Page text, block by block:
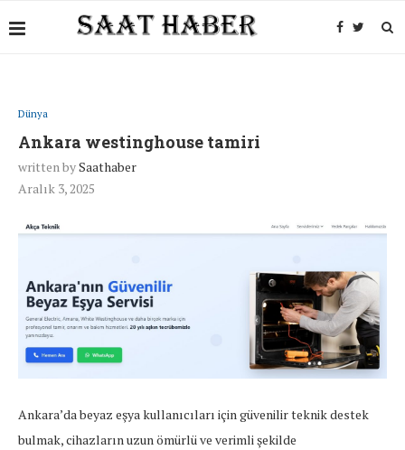
Dünya
Ankara westinghouse tamiri
written bySaathaber
Aralık 3, 2025
Ankara’da beyaz eşya kullanıcıları için güvenilir teknik destek
bulmak, cihazların uzun ömürlü ve verimli şekilde